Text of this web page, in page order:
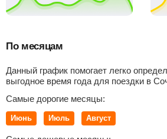
По месяцам
Данный график помогает легко
выгодное время года для поездки в
Самые дорогие месяцы:
Июнь Июль Август